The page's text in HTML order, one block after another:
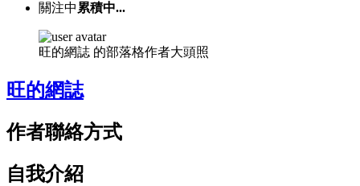
關注中 累積中...
旺的網誌 的部落格作者大頭照
旺的網誌
作者聯絡方式
自我介紹